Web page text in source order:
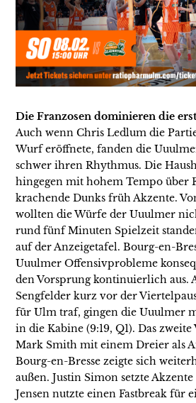
Die Franzosen dominieren die
Auch wenn Chris Ledlum die
Wurf eröffnete, fanden die
schwer ihren Rhythmus. Die
hingegen mit hohem Tempo über
krachende Dunks früh Akzente.
wollten die Würfe der Uuulmer
rund fünf Minuten Spielzeit
auf der Anzeigetafel. Bourg-en-
Uuulmer Offensivprobleme
den Vorsprung kontinuierlich aus.
Sengfelder kurz vor der
für Ulm traf, gingen die Uuulmer
in die Kabine (9:19, Q1). Das
Mark Smith mit einem Dreier als
Bourg-en-Bresse zeigte sich
außen. Justin Simon setzte
Jensen nutzte einen Fastbreak für